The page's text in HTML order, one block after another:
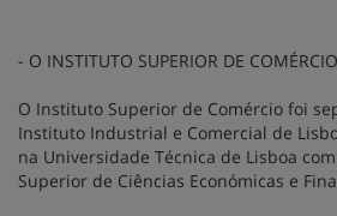
- O INSTITUTO SUPERIOR DE
O Instituto Superior de Comércio foi
Instituto Industrial e Comercial de
na Universidade Técnica de Lisboa
Superior de Ciências Económicas e